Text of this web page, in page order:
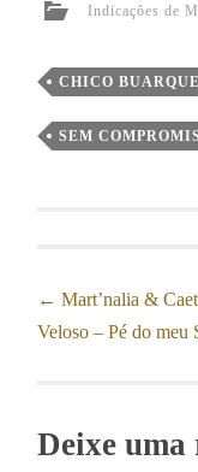
Indicações de
CHICO BUARQUE
SEM
Post
← Mart’nalia &
Veloso – Pé do meu
Deixe uma